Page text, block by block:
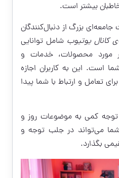
بیشتر است.
بزرگ از دنبال‌کنندگان
کانال یوتیوب شامل توانایی
مورد محصولات، خدمات و
است. این به کاربران اجازه
تعامل و ارتباط با شما پیدا
توجه کمی به موضوعات روز و
می‌تواند در جلب توجه و
بگذارد.